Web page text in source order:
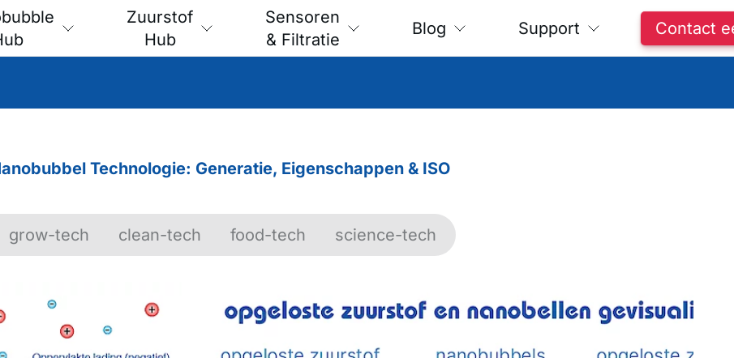
Zuurstof
Hub
Sensoren
& Filtratie
Blog Support Contact
Technologie: Generatie, Eigenschappen & ISO
grow-tech clean-tech food-tech science-tech